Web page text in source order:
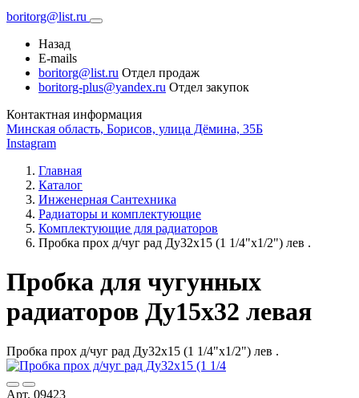
boritorg@list.ru
Назад
E-mails
boritorg@list.ru Отдел продаж
boritorg-plus@yandex.ru Отдел закупок
Контактная информация
Минская область, Борисов, улица Дёмина, 35Б
Instagram
Главная
Каталог
Инженерная Сантехника
Радиаторы и комплектующие
Комплектующие для радиаторов
Пробка прох д/чуг рад Ду32х15 (1 1/4"x1/2") лев .
Пробка для чугунных
радиаторов Ду15х32 левая
Пробка прох д/чуг рад Ду32х15 (1 1/4"x1/2") лев .
Арт. 09423